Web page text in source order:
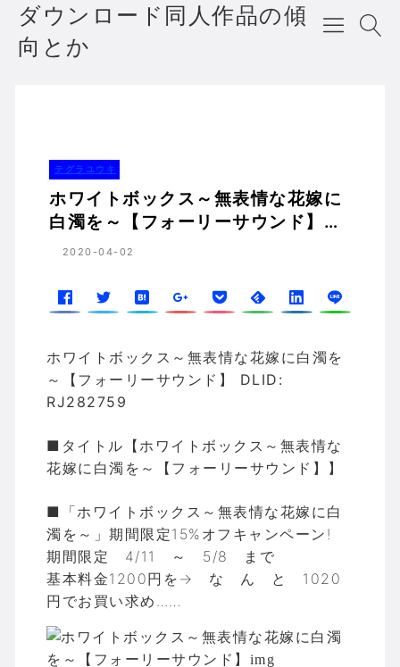
ダウンロード同人作品の傾
向とか
テグラユウキ
ホワイトボックス～無表情な花嫁に
白濁を～【フォーリーサウンド】
RJ282759 テグラユウキの傾向
2020-04-02
ホワイトボックス～無表情な花嫁に白濁を
～【フォーリーサウンド】 DLID:
RJ282759
■タイトル【ホワイトボックス～無表情な
花嫁に白濁を～【フォーリーサウンド】】
■「ホワイトボックス～無表情な花嫁に白
濁を～」期間限定15%オフキャンペーン!
期間限定 4/11 ～ 5/8 まで
基本料金1200円を→ な ん と 1020
円でお買い求め……